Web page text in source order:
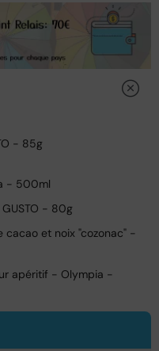
- 85g
- 500ml
- 80g
cacao et noix "cozonac" -
apéritif - Olympia -